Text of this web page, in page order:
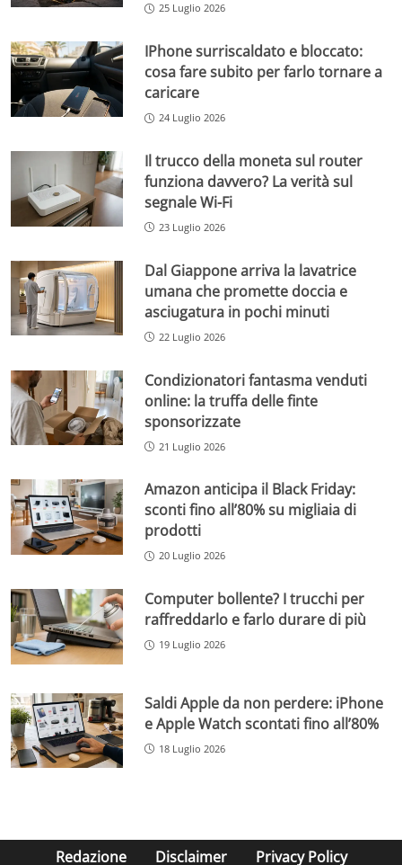
25 Luglio 2026
IPhone surriscaldato e bloccato:
cosa fare subito per farlo tornare a
caricare
24 Luglio 2026
Il trucco della moneta sul router
funziona davvero? La verità sul
segnale Wi-Fi
23 Luglio 2026
Dal Giappone arriva la lavatrice
umana che promette doccia e
asciugatura in pochi minuti
22 Luglio 2026
Condizionatori fantasma venduti
online: la truffa delle finte
sponsorizzate
21 Luglio 2026
Amazon anticipa il Black Friday:
sconti fino all’80% su migliaia di
prodotti
20 Luglio 2026
Computer bollente? I trucchi per
raffreddarlo e farlo durare di più
19 Luglio 2026
Saldi Apple da non perdere: iPhone
e Apple Watch scontati fino all’80%
18 Luglio 2026
Redazione Disclaimer Privacy Policy